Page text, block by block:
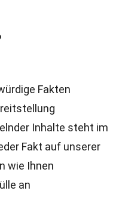
Fakten
Inhalte steht im
Fakt auf unserer
wie Ihnen
an